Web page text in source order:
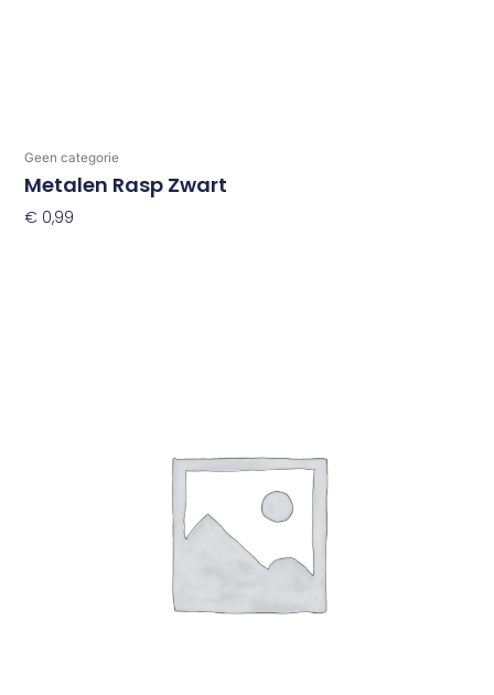
Geen categorie
Metalen Rasp Zwart
€ 0,99